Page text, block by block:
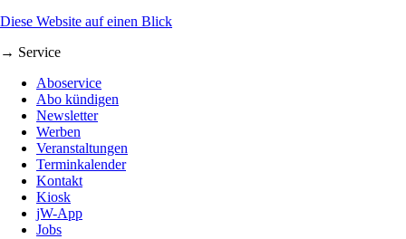
Diese Website auf einen Blick
→ Service
Aboservice
Abo kündigen
Newsletter
Werben
Veranstaltungen
Terminkalender
Kontakt
Kiosk
jW-App
Jobs